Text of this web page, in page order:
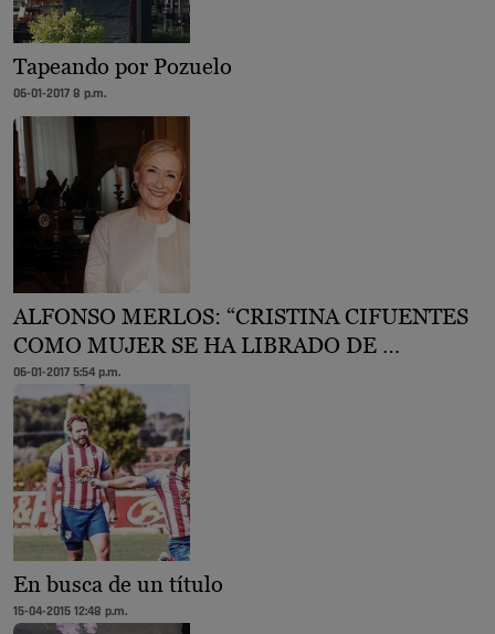
Tapeando por Pozuelo
06-01-2017 8 p.m.
ALFONSO MERLOS: “CRISTINA CIFUENTES
COMO MUJER SE HA LIBRADO DE …
06-01-2017 5:54 p.m.
En busca de un título
15-04-2015 12:48 p.m.